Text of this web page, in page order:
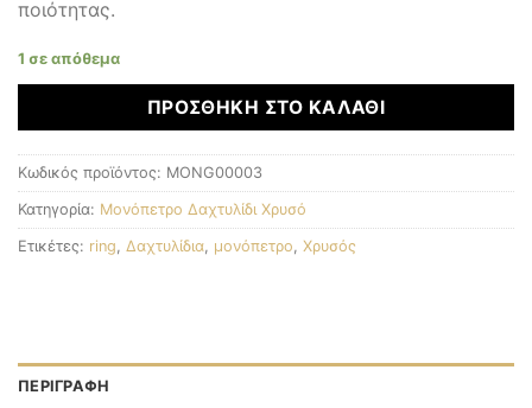
ποιότητας.
1 σε απόθεμα
ΠΡΟΣΘΉΚΗ ΣΤΟ ΚΑΛΆΘΙ
Κωδικός προϊόντος: MONG00003
Κατηγορία: Μονόπετρο Δαχτυλίδι Χρυσό
Ετικέτες: ring, Δαχτυλίδια, μονόπετρο, Χρυσός
ΠΕΡΙΓΡΑΦΉ